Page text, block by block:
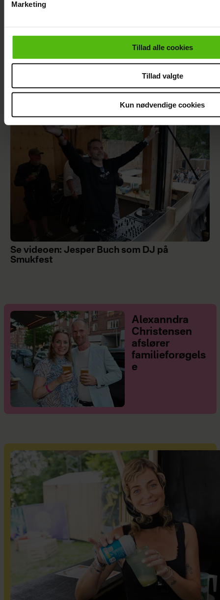
cookiepolitik.
Marketing
Tillad alle cookies
Tillad valgte
Kun nødvendige cookies
Forløseligt og skønt
Se videoen: Jesper Buch som DJ på
Smukfest
Alexanndra
Christensen
afslører
familieforøgels
e